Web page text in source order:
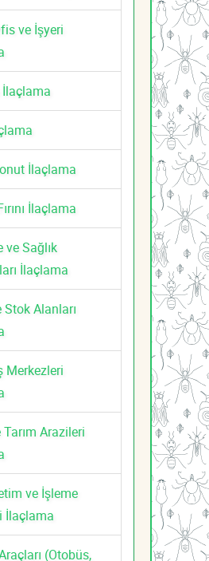
ve İşyeri
İlaçlama
İlaçlama
ve Sağlık
İlaçlama
Stok Alanları
Merkezleri
Arazileri
ve İşleme
İlaçlama
(Otobüs,